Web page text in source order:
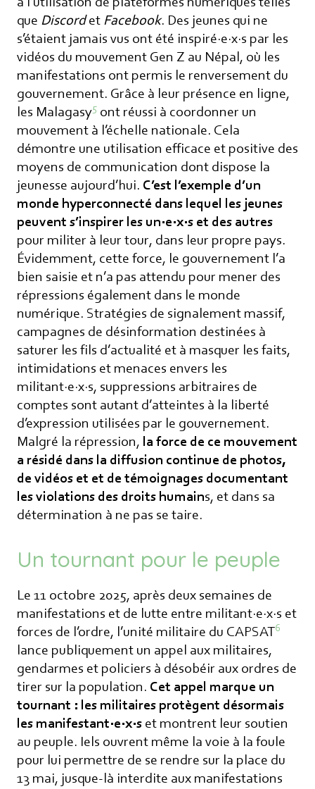
que Discordet Facebook. Des jeunes qui ne
s’étaient jamais vus ont été inspiré·e·x·s par les
vidéos du mouvement Gen Z au Népal, où les
manifestations ont permis le renversement du
gouvernement. Grâce à leur présence en ligne,
les Malagasy5 ont réussi à coordonner un
mouvement à l’échelle nationale. Cela
démontre une utilisation efficace et positive des
moyens de communication dont dispose la
jeunesse aujourd’hui. C’est l’exemple d’un
monde hyperconnecté dans lequel les jeunes
peuvent s’inspirer les un·e·x·s et des autres
pour militer à leur tour, dans leur propre pays.
Évidemment, cette force, le gouvernement l’a
bien saisie et n’a pas attendu pour mener des
répressions également dans le monde
numérique. Stratégies de signalement massif,
campagnes de désinformation destinées à
saturer les fils d’actualité et à masquer les faits,
intimidations et menaces envers les
militant·e·x·s, suppressions arbitraires de
comptes sont autant d’atteintes à la liberté
d’expression utilisées par le gouvernement.
Malgré la répression, la force de ce mouvement
a résidé dans la diffusion continue de photos,
de vidéos et et de témoignages documentant
les violations des droits humains, et dans sa
détermination à ne pas se taire.
Un tournant pour le peuple
Le 11 octobre 2025, après deux semaines de
manifestations et de lutte entre militant·e·x·s et
forces de l’ordre, l’unité militaire du CAPSAT6
lance publiquement un appel aux militaires,
gendarmes et policiers à désobéir aux ordres de
tirer sur la population. Cet appel marque un
tournant : les militaires protègent désormais
les manifestant·e·x·s et montrent leur soutien
au peuple. Iels ouvrent même la voie à la foule
pour lui permettre de se rendre sur la place du
13 mai, jusque-là interdite aux manifestations